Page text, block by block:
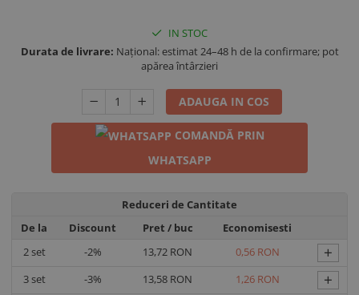
IN STOC
Durata de livrare: Național: estimat 24–48 h de la confirmare; pot
apărea întârzieri
ADAUGA IN COS
COMANDĂ PRIN
WHATSAPP
Reduceri de Cantitate
De la
Discount Pret / buc
Economisesti
2set -2% 13,72 RON 0,56 RON +
3set -3% 13,58 RON 1,26 RON +